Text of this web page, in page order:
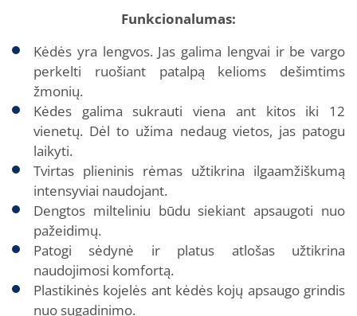
Funkcionalumas:
Kėdės yra lengvos. Jas galima lengvai ir be vargo
perkelti ruošiant patalpą kelioms dešimtims
žmonių.
Kėdes galima sukrauti viena ant kitos iki 12
vienetų. Dėl to užima nedaug vietos, jas patogu
laikyti.
Tvirtas plieninis rėmas užtikrina ilgaamžiškumą
intensyviai naudojant.
Dengtos milteliniu būdu siekiant apsaugoti nuo
pažeidimų.
Patogi sėdynė ir platus atlošas užtikrina
naudojimosi komfortą.
Plastikinės kojelės ant kėdės kojų apsaugo grindis
nuo sugadinimo.